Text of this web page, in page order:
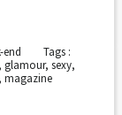
end
Tags :
glamour, sexy,
magazine